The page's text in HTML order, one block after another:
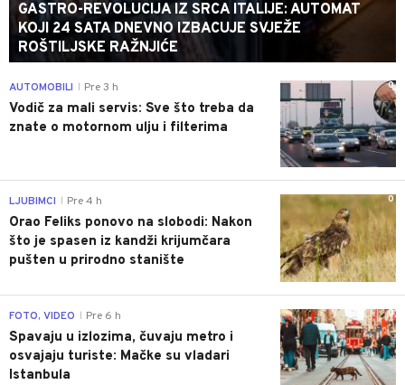
GASTRO-REVOLUCIJA IZ SRCA ITALIJE: AUTOMAT
KOJI 24 SATA DNEVNO IZBACUJE SVJEŽE
ROŠTILJSKE RAŽNJIĆE
0
AUTOMOBILI Pre 3 h
Vodič za mali servis: Sve što treba da
znate o motornom ulju i filterima
0
LJUBIMCI Pre 4 h
Orao Feliks ponovo na slobodi: Nakon
što je spasen iz kandži krijumčara
pušten u prirodno stanište
0
FOTO, VIDEO Pre 6 h
Spavaju u izlozima, čuvaju metro i
osvajaju turiste: Mačke su vladari
Istanbula